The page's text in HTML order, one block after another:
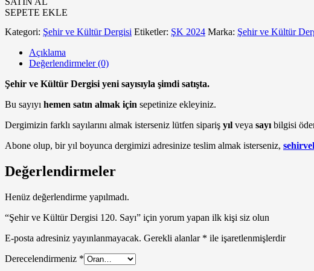
120.
Sayı
adet
SEPETE EKLE
Kategori: Şehir ve Kültür Dergisi Etiketler: ŞK 2024 Marka: Şehir ve Kültür
Açıklama
Değerlendirmeler (0)
Şehir ve Kültür Dergisi yeni sayısıyla şimdi satışta.
Bu sayıyı hemen satın almak için sepetinize ekleyiniz.
Dergimizin farklı sayılarını almak isterseniz lütfen sipariş yıl veya sayı bilgisi
Abone olup, bir yıl boyunca dergimizi adresinize teslim almak isterseniz,
Değerlendirmeler
Henüz değerlendirme yapılmadı.
“Şehir ve Kültür Dergisi 120. Sayı” için yorum yapan ilk kişi siz olun
E-posta adresiniz yayınlanmayacak. Gerekli alanlar * ile işaretlenmişlerdir
Derecelendirmeniz *